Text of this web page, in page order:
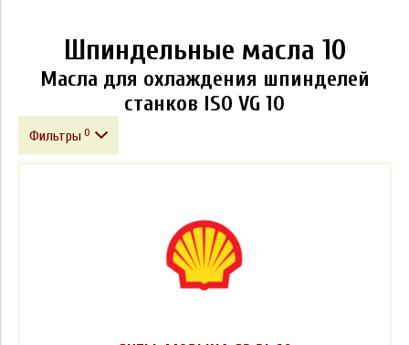
Шпиндельные масла 10
Масла для охлаждения шпинделей
станков ISO VG 10
Фильтры 0